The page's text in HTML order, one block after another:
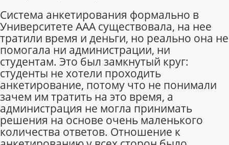
Система анкетирования формально в
Университете ААА существовала, на нее
тратили время и деньги, но реально она не
помогала ни администрации, ни
студентам. Это был замкнутый круг:
студенты не хотели проходить
анкетирование, потому что не понимали
зачем им тратить на это время, а
администрация не могла принимать
решения на основе очень маленького
количества ответов. Отношение к